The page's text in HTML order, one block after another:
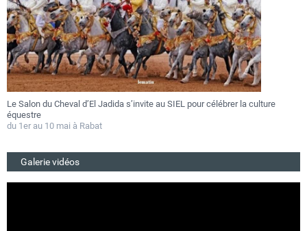
pour célébrer la culture
Festival Gnaoua 2026 : Essaouira au rythme
Galerie vidéos